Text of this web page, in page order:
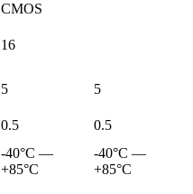
CMOS
16
5
5
0.5 0.5
-40°C —
+85°C
-40°C —
+85°C